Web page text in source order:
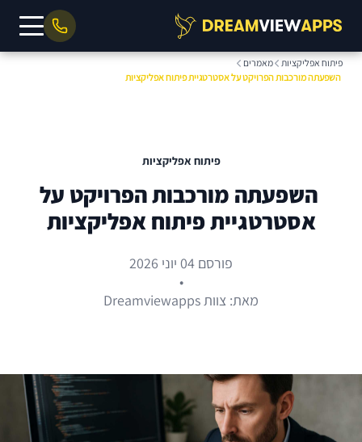
פיתוח אפליקציות
מאמרים
השפעתה מורכבות הפרויקט על אסטרטגיית פיתוח אפליקציות
פיתוח אפליקציות
השפעתה מורכבות הפרויקט על
אסטרטגיית פיתוח אפליקציות
פורסם 04 יוני 2026
•
מאת: צוות Dreamviewapps